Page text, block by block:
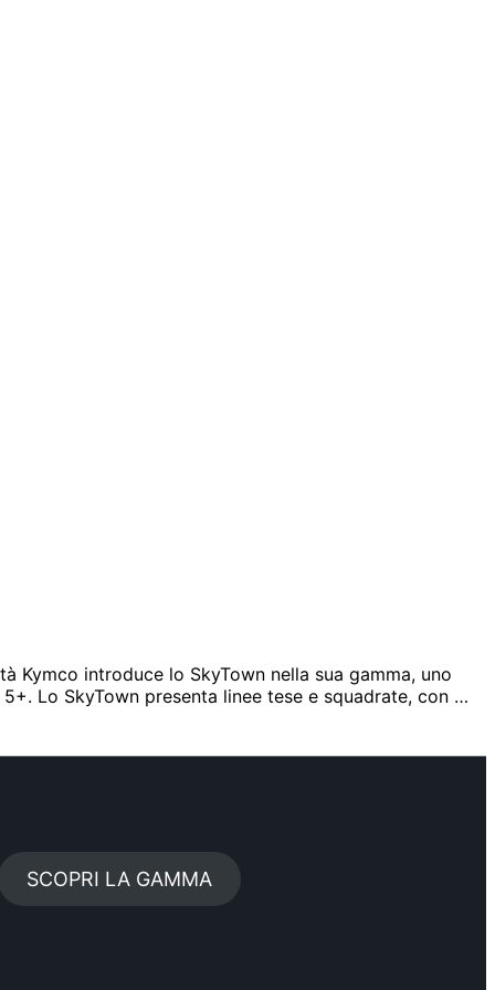
Kymco introduce lo SkyTown nella sua gamma, uno
Lo SkyTown presenta linee tese e squadrate, con …
SCOPRI LA GAMMA